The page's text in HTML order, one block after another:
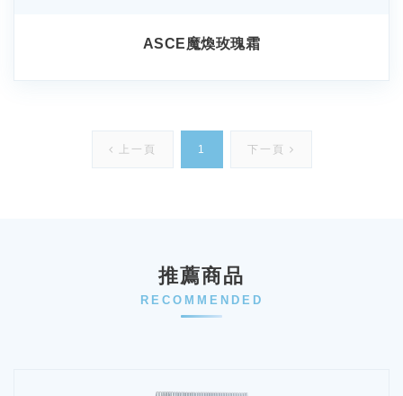
ASCE魔煥玫瑰霜
上一頁 1 下一頁
推薦商品
RECOMMENDED